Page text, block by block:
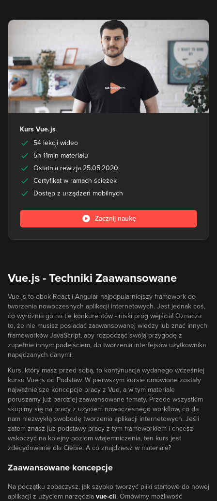
Vue.js - Techniki Zaawansowane
Vue.js to obok React i Angular najpopularniejszy framework do
tworzenia nowoczesnych aplikacji internetowych. Jest jednak coś,
co wyróżnia go na tle konkurentów - niski próg wejścia! Oznacza
to, że nie musisz posiadać zaawansowanej wiedzy lub znać innych
frameworków JavaScript, aby rozpocząć swoją przygodę z
zupełnie innym podejściem, do tworzenia interfejsów użytkownika
napędzanych danymi.
Kurs, który masz przed sobą, to kontynuacja wydanego wcześniej
kursu Vue.js od Podstaw. W pierwszym kursie omówione zostały
najważniejsze koncepcje pracy z Vue, a w tym materiale
poruszamy już bardziej zaawansowane tematy. Przede wszystkim
skupimy się na pracy z użyciem nowoczesnego workflow, co da
nam niezwykłą swobodę tworzenia aplikacji internetowych. Jeśli
zatem znasz już podstawy pracy z tym frameworkiem i chcesz
wskoczyć na kolejny poziom wtajemniczenia, ten kurs jest
zdecydowanie dla Ciebie. A co znajdziesz w materiale?
Zaawansowane koncepcje
Na początku zobaczysz, jak szybko tworzyć pliki startowe do nowej
aplikacji z użyciem narzędzia vue-cli. Omówimy możliwość
Kurs Vue.js
54 lekcji wideo
5h 11min materiału
Ostatnia rewizja 25.05.2020
Certyfikat w ramach ścieżek
Dostęp z urządzeń mobilnych
Zacznij naukę